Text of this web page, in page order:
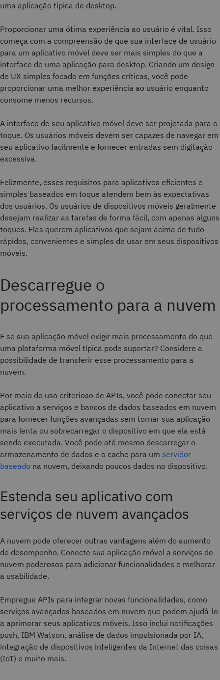
uma aplicação típica de desktop.
Proporcionar uma ótima experiência ao usuário é vital. Isso
começa com a compreensão de que sua interface de usuário
para um aplicativo móvel deve ser mais simples do que a
interface de uma aplicação para desktop. Criando um design
de UX simples focado em funções críticas, você pode
proporcionar uma melhor experiência ao usuário enquanto
consome menos recursos.
A interface de seu aplicativo móvel deve ser projetada para o
toque. Os usuários móveis devem ser capazes de navegar em
seu aplicativo facilmente e fornecer entradas sem digitação
excessiva.
Felizmente, esses requisitos para aplicativos eficientes e
simples baseados em toque atendem bem às expectativas
dos usuários. Os usuários de dispositivos móveis geralmente
desejam realizar as tarefas de forma fácil, com apenas alguns
toques. Elas querem aplicativos que sejam acima de tudo
rápidos, convenientes e simples de usar em seus dispositivos
móveis.
Descarregue o
processamento para a nuvem
E se sua aplicação móvel exigir mais processamento do que
uma plataforma móvel típica pode suportar? Considere a
possibilidade de transferir esse processamento para a
nuvem.
Por meio do uso criterioso de APIs, você pode conectar seu
aplicativo a serviços e bancos de dados baseados em nuvem
para fornecer funções avançadas sem tornar sua aplicação
mais lenta ou sobrecarregar o dispositivo em que ela está
sendo executada. Você pode até mesmo descarregar o
armazenamento de dados e o cache para um servidor
baseado na nuvem, deixando poucos dados no dispositivo.
Estenda seu aplicativo com
serviços de nuvem avançados
A nuvem pode oferecer outras vantagens além do aumento
de desempenho. Conecte sua aplicação móvel a serviços de
nuvem poderosos para adicionar funcionalidades e melhorar
a usabilidade.
Empregue APIs para integrar novas funcionalidades, como
serviços avançados baseados em nuvem que podem ajudá-lo
a aprimorar seus aplicativos móveis. Isso inclui notificações
push, IBM Watson, análise de dados impulsionada por IA,
integração de dispositivos inteligentes da Internet das coisas
(IoT) e muito mais.